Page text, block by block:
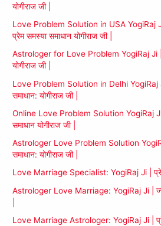
योगीराज जी |
Love Problem Solution in USA YogiRaj
प्रेम समस्या समाधान योगीराज जी |
Astrologer for Love Problem YogiRaj Ji |
योगीराज जी |
Love Problem Solution in Delhi YogiRaj
समाधान: योगीराज जी |
Online Love Problem Solution YogiRaj
समाधान योगीराज जी |
Astrologer Love Problem Solution
समाधान: योगीराज जी |
Love Marriage Specialist: YogiRaj Ji | प्रेम
Astrologer Love Marriage: YogiRaj Ji |
Love Marriage Astrologer: YogiRaj Ji | प्रेम